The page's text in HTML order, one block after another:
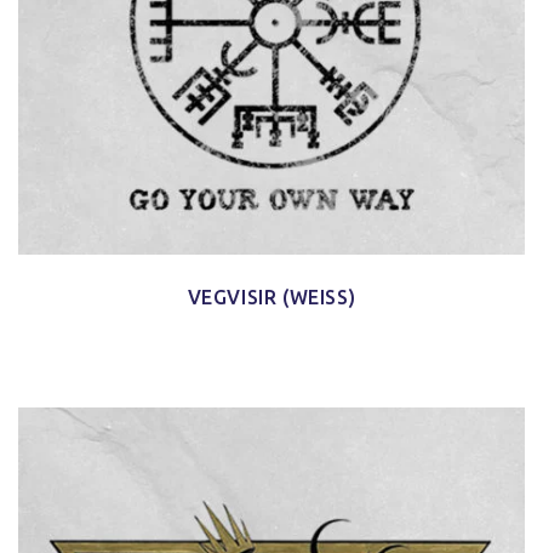
VEGVISIR (WEISS)